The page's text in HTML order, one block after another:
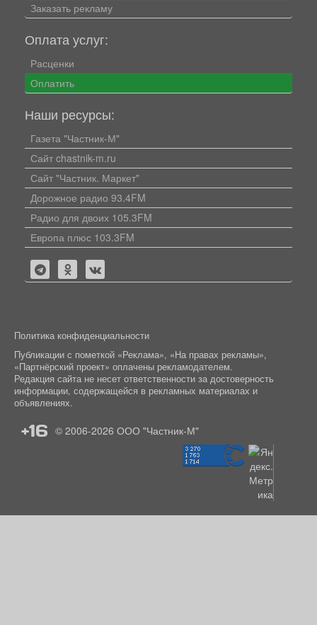
Заказать рекламу
Оплата услуг:
Расценки
Оплатить
Наши ресурсы:
Газета "Частник-М"
Сайт chastnik-m.ru
Сайт "Частник. Маркет"
Дорожное радио 93.4FM
Радио для двоих 105.3FM
Европа плюс 103.3FM
Политика конфиденциальности
Публикации с пометкой «Реклама», «На правах рекламы»,
«Партнёрский проект» оплачены рекламодателем.
Редакция сайта не несет ответственности за достоверность
информации, содержащейся в рекламных материалах и
объявлениях.
+16 © 2006-2026 ООО "Частник-М"